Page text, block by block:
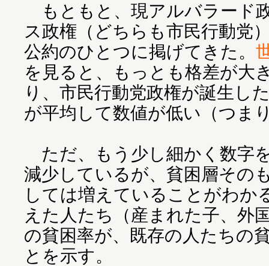
もともと、現アルバラード
ス政権（どちらも市民行動党
公約のひとつに掲げてきた。
を見ると、もっとも格差が大
り、市民行動党政権が誕生し
が平均して数値が低い（つま
ただ、もう少し細かく数字
減少しているが、貧困層その
しては増えていることがわか
えた人たち（産まれた子、外
の貧困率が、既存の人たちの
とを示す。